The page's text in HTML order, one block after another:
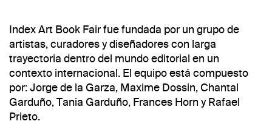
Index Art Book Fair fue fundada por un grupo de
artistas, curadores y diseñadores con larga
trayectoria dentro del mundo editorial en un
contexto internacional. El equipo está compuesto
por: Jorge de la Garza, Maxime Dossin, Chantal
Garduño, Tania Garduño, Frances Horn y Rafael
Prieto.